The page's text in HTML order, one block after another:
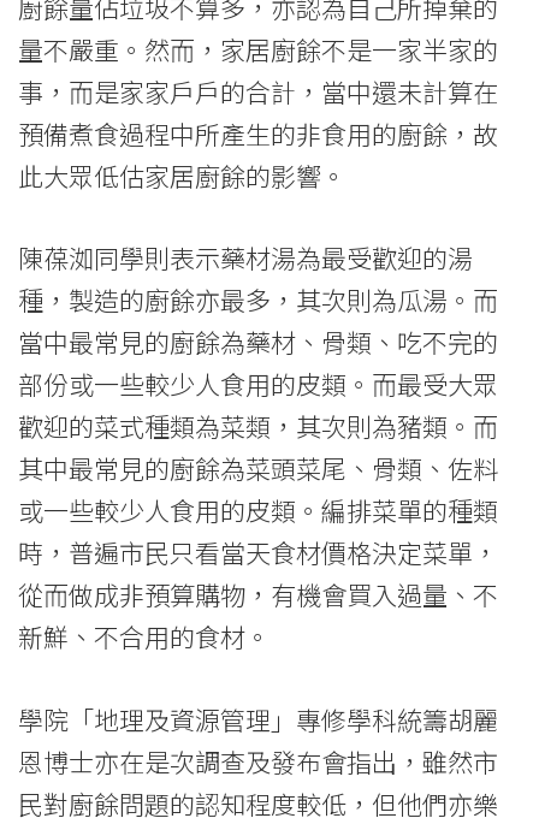
量不嚴重。然而，家居廚餘不是一家半家的
事，而是家家戶戶的合計，當中還未計算在
預備煮食過程中所產生的非食用的廚餘，故
此大眾低估家居廚餘的影響。
陳葆洳同學則表示藥材湯為最受歡迎的湯
種，製造的廚餘亦最多，其次則為瓜湯。而
當中最常見的廚餘為藥材、骨類、吃不完的
部份或一些較少人食用的皮類。而最受大眾
歡迎的菜式種類為菜類，其次則為豬類。而
其中最常見的廚餘為菜頭菜尾、骨類、佐料
或一些較少人食用的皮類。編排菜單的種類
時，普遍市民只看當天食材價格決定菜單，
從而做成非預算購物，有機會買入過量、不
新鮮、不合用的食材。
學院「地理及資源管理」專修學科統籌胡麗
恩博士亦在是次調查及發布會指出，雖然市
民對廚餘問題的認知程度較低，但他們亦樂